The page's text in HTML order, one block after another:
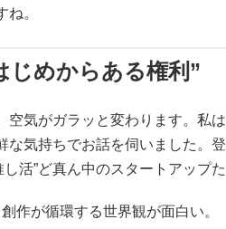
ね。
じめからある権利”
気がガラッと変わります。私
な気持ちでお話を伺いました。
活”ど真ん中のスタートアップた
作が循環する世界観が面白い。